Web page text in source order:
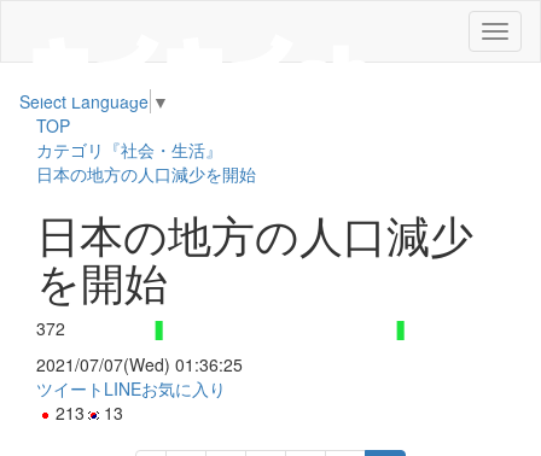
メ
ニ
Select Language ▼
TOP
カテゴリ『社会・生活』
日本の地方の人口減少を開始
日本の地方の人口減少
を開始
372
2021/07/07(Wed) 01:36:25
ツイート LINEお気に入り
213
13